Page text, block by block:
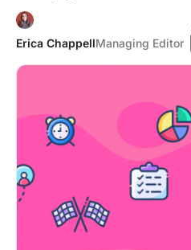
Erica ChappellManaging Editor